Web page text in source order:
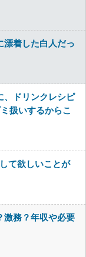
漂着した白人だっ
、ドリンクレシピ
扱いするからこ
て欲しいことが
激務？年収や必要